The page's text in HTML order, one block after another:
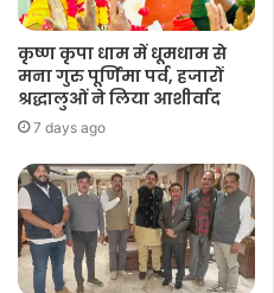
कृष्ण कृपा धाम में धूमधाम से
मना गुरु पूर्णिमा पर्व, हजारों
श्रद्धालुओं ने लिया आशीर्वाद
7 days ago